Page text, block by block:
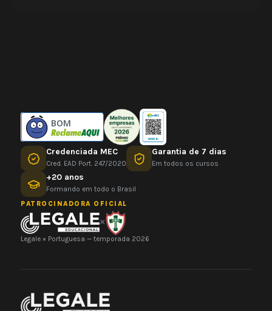
BOM
Credenciada MEC
Cred. EAD Port. 247/2020
Garantia de 7 dias
Em todos os cursos
+20 anos
Formando em todo o Brasil
PATROCINADORA OFICIAL
×
Legale × Portuguesa — temporada 2026